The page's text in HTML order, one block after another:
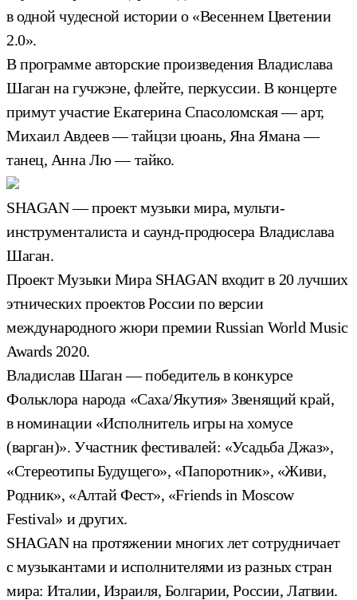
в одной чудесной истории о «Весеннем Цветении
2.0».
В программе авторские произведения Владислава
Шаган на гучжэне, флейте, перкуссии. В концерте
примут участие Екатерина Спасоломская — арт,
Михаил Авдеев — тайцзи цюань, Яна Ямана —
танец, Анна Лю — тайко.
SHAGAN — проект музыки мира, мульти-
инструменталиста и саунд-продюсера Владислава
Шаган.
Проект Музыки Мира SHAGAN входит в 20 лучших
этнических проектов России по версии
международного жюри премии Russian World Music
Awards 2020.
Владислав Шаган — победитель в конкурсе
Фольклора народа «Саха/Якутия» Звенящий край,
в номинации «Исполнитель игры на хомусе
(варган)». Участник фестивалей: «Усадьба Джаз»,
«Стереотипы Будущего», «Папоротник», «Живи,
Родник», «Алтай Фест», «Friends in Moscow
Festival» и других.
SHAGAN на протяжении многих лет сотрудничает
с музыкантами и исполнителями из разных стран
мира: Италии, Израиля, Болгарии, России, Латвии.